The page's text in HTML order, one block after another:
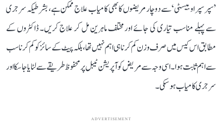
’سپر سپر اوبیسٹی‘ سے دوچار مریضوں کا بھی کامیاب علاج ممکن ہے، بشرطیکہ سرجری
سے پہلے مناسب تیاری کی جائے اور مختلف ماہرین مل کر علاج کریں۔ ڈاکٹروں کے
مطابق اس کیس میں صرف وزن کم کرنا ہی اہم نہیں تھا، بلکہ پیٹ کے سائز کو کم کرنا سب
سے اہم ثابت ہوا۔ اسی وجہ سے مریض کو آپریشن ٹیبل پر محفوظ طریقے سے لٹایا جا سکا اور
سرجری کامیاب ہو سکی۔
ADVERTISEMENT